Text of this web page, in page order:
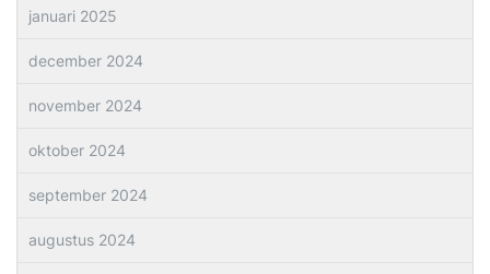
januari 2025
december 2024
november 2024
oktober 2024
september 2024
augustus 2024